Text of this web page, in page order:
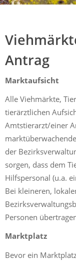
Antrag
Marktaufsicht
Alle Viehmärkte,
tierärztlichen
Amtstierarzt/einer
der
sorgen, dass dem
Hilfspersonal (u.a.
Bei kleineren,
Personen
Marktplatz
Bevor ein